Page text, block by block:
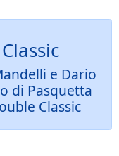
e Dario
di Pasquetta
Classic